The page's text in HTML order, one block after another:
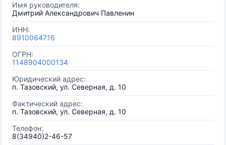
Имя руководителя:
Дмитрий Александрович Павленин
ИНН:
8910064716
ОГРН:
1148904000134
Юридический адрес:
п. Тазовский, ул. Северная, д. 10
Фактический адрес:
п. Тазовский, ул. Северная, д. 10
Телефон:
8(34940)2-46-57